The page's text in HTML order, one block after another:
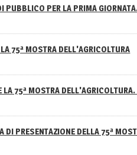
PER LA PRIMA
75ª MOSTRA DELL'AGRICOLTURA
75ª MOSTRA
DI PRESENTAZIONE DELLA 75ª